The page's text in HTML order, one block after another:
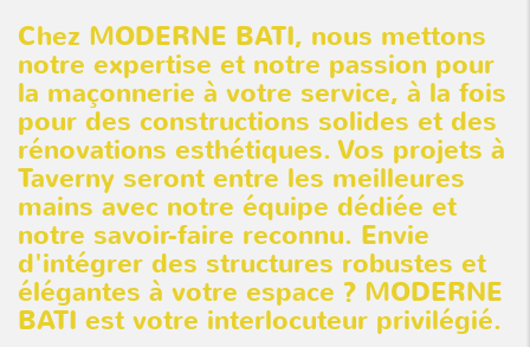
Chez MODERNE BATI, nous mettons
notre expertise et notre passion pour
la maçonnerie à votre service, à la fois
pour des constructions solides et des
rénovations esthétiques. Vos projets à
Taverny seront entre les meilleures
mains avec notre équipe dédiée et
notre savoir-faire reconnu. Envie
d'intégrer des structures robustes et
élégantes à votre espace ? MODERNE
BATI est votre interlocuteur privilégié.